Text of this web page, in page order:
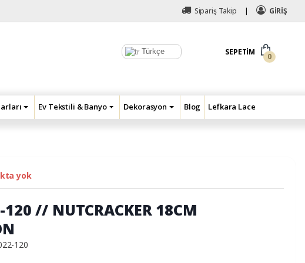
Sipariş Takip GİRİŞ
Türkçe SEPETIM
0
Ev Tekstili & Banyo Dekorasyon Blog Lefkara Lace
yok
// NUTCRACKER 18CM
120